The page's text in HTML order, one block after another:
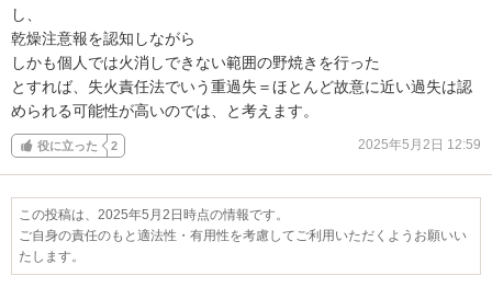
し、
乾燥注意報を認知しながら
しかも個人では火消しできない範囲の野焼きを行った
とすれば、失火責任法でいう重過失＝ほとんど故意に近い過失は認
められる可能性が高いのでは、と考えます。
役に立った 2 2025年5月2日 12:59
この投稿は、2025年5月2日時点の情報です。
ご自身の責任のもと適法性・有用性を考慮してご利用いただくようお願いい
たします。